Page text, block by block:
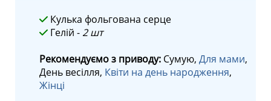
Кулька фольгована серце
Гелій -2 шт
Рекомендуємо з приводу: Сумую, Для мами,
День весілля, Квіти на день народження,
Жінці